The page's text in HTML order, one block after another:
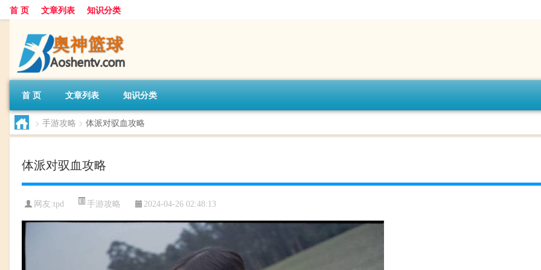
首 页 文章列表 知识分类
首 页 文章列表 知识分类
> 手游攻略 > 体派对驭血攻略
体派对驭血攻略
网友:tpd 手游攻略 2024-04-26 02:48:13